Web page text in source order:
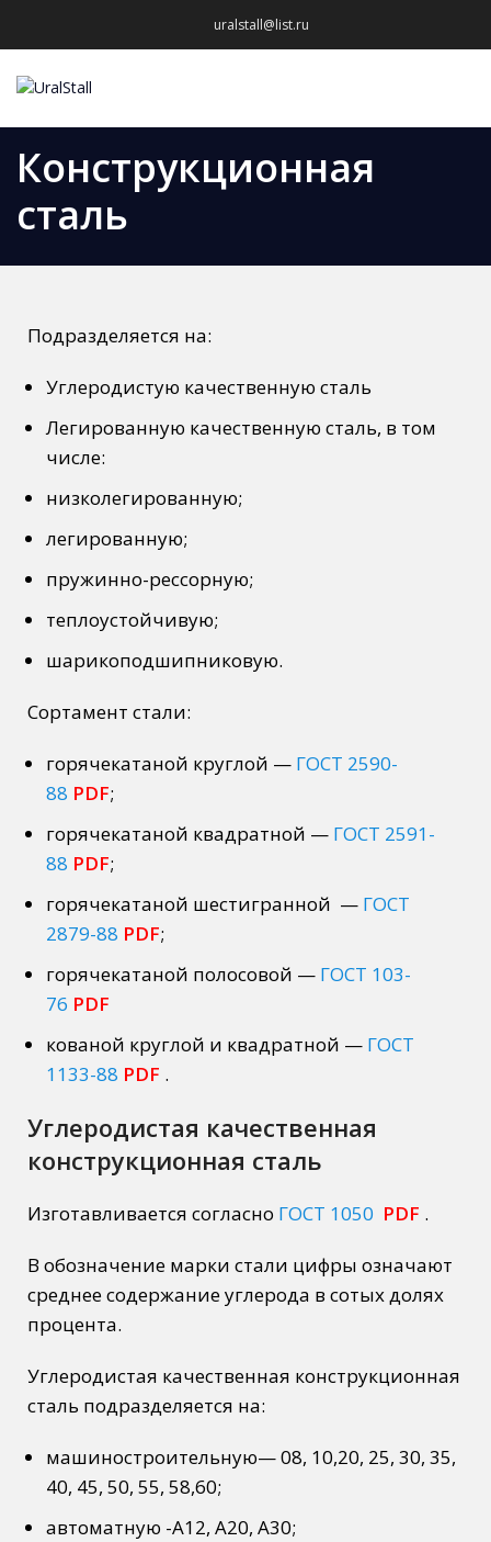
uralstall@list.ru
Конструкционная
сталь
Подразделяется на:
Углеродистую качественную сталь
Легированную качественную сталь, в том
числе:
низколегированную;
легированную;
пружинно-рессорную;
теплоустойчивую;
шарикоподшипниковую.
Сортамент стали:
горячекатаной круглой — ГОСТ 2590-
88 PDF;
горячекатаной квадратной — ГОСТ 2591-
88 PDF;
горячекатаной шестигранной — ГОСТ
2879-88 PDF;
горячекатаной полосовой — ГОСТ 103-
76 PDF
кованой круглой и квадратной — ГОСТ
1133-88 PDF .
Углеродистая качественная
конструкционная сталь
Изготавливается согласно ГОСТ 1050 PDF .
В обозначение марки стали цифры означают
среднее содержание углерода в сотых долях
процента.
Углеродистая качественная конструкционная
сталь подразделяется на:
машиностроительную— 08, 10,20, 25, 30, 35,
40, 45, 50, 55, 58,60;
автоматную -А12, А20, А30;